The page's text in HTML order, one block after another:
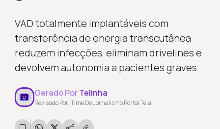
VAD totalmente implantáveis com
transferência de energia transcutânea
reduzem infecções, eliminam drivelines e
devolvem autonomia a pacientes graves
Gerado PorTelinha
Revisado Por: Time De Jornalismo Portal Tela